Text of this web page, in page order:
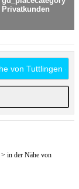
Privatkunden
> in der Nähe von